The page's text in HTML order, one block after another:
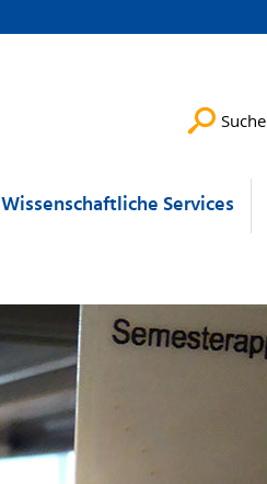
Suche
Wissenschaftliche Services